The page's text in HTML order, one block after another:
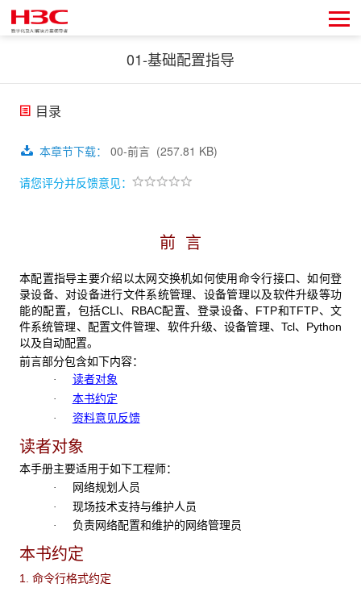
01-基础配置指导
目录
本章节下载： 00-前言 (257.81 KB)
请您评分并反馈意见：
前 言
本配置指导主要介绍以太网交换机如何使用命令行接口、如何登
录设备、对设备进行文件系统管理、设备管理以及软件升级等功
能的配置，包括CLI、RBAC配置、登录设备、FTP和TFTP、文
件系统管理、配置文件管理、软件升级、设备管理、Tcl、Python
以及自动配置。
前言部分包含如下内容：
· 读者对象
· 本书约定
· 资料意见反馈
读者对象
本手册主要适用于如下工程师：
· 网络规划人员
· 现场技术支持与维护人员
· 负责网络配置和维护的网络管理员
本书约定
1. 命令行格式约定